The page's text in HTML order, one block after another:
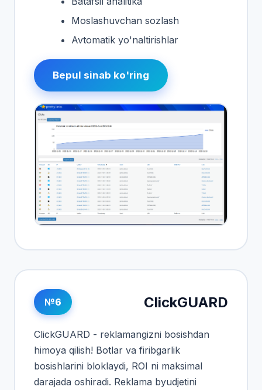
Moslashuvchan sozlash
Avtomatik yo'naltirishlar
Bepul sinab ko'ring
№6 ClickGUARD
ClickGUARD - reklamangizni bosishdan
himoya qilish! Botlar va firibgarlik
bosishlarini bloklaydi, ROI ni maksimal
darajada oshiradi. Reklama byudjetini